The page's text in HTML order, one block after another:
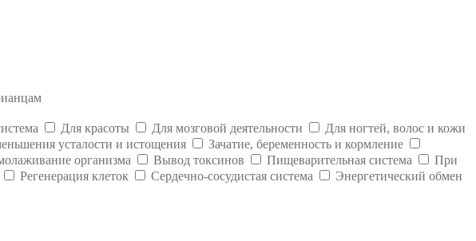
Для красоты Для мозговой деятельности
Для ногтей, волос и кожи
усталости и истощения
Зачатие, беременность и кормление
организма Вывод токсинов Пищеварительная система
При
Регенерация клеток Сердечно-сосудистая система
Энергетический обмен